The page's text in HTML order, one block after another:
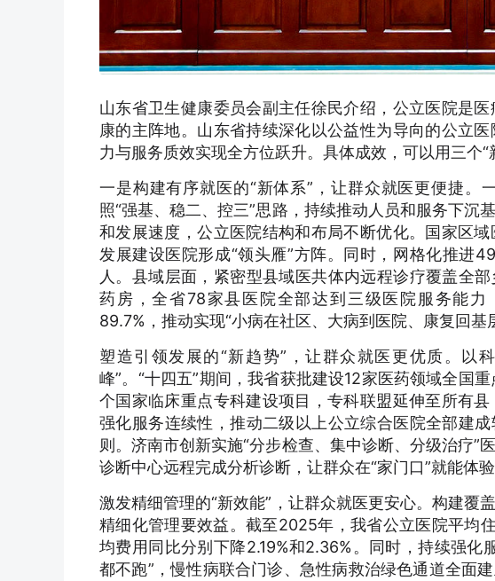
山东省卫生健康委员会副主任徐民介绍，公立医院是
康的主阵地。山东省持续深化以公益性为导向的公立
力与服务质效实现全方位跃升。具体成效，可以用三个“
一是构建有序就医的“新体系”，让群众就医更便捷。
照“强基、稳二、控三”思路，持续推动人员和服务下沉
和发展速度，公立医院结构和布局不断优化。国家区
发展建设医院形成“领头雁”方阵。同时，网格化推进
人。县域层面，紧密型县域医共体内远程诊疗覆盖全
药房，全省78家县医院全部达到三级医院服务能
89.7%，推动实现“小病在社区、大病到医院、康复回基
塑造引领发展的“新趋势”，让群众就医更优质。以
峰”。“十四五”期间，我省获批建设12家医药领域全国
个国家临床重点专科建设项目，专科联盟延伸至所有
强化服务连续性，推动二级以上公立综合医院全部建
则。济南市创新实施“分步检查、集中诊断、分级治疗”
诊断中心远程完成分析诊断，让群众在“家门口”就能体
激发精细管理的“新效能”，让群众就医更安心。构建覆
精细化管理要效益。截至2025年，我省公立医院平均
均费用同比分别下降2.19%和2.36%。同时，持续强化
都不跑”，慢性病联合门诊、急性病救治绿色通道全面